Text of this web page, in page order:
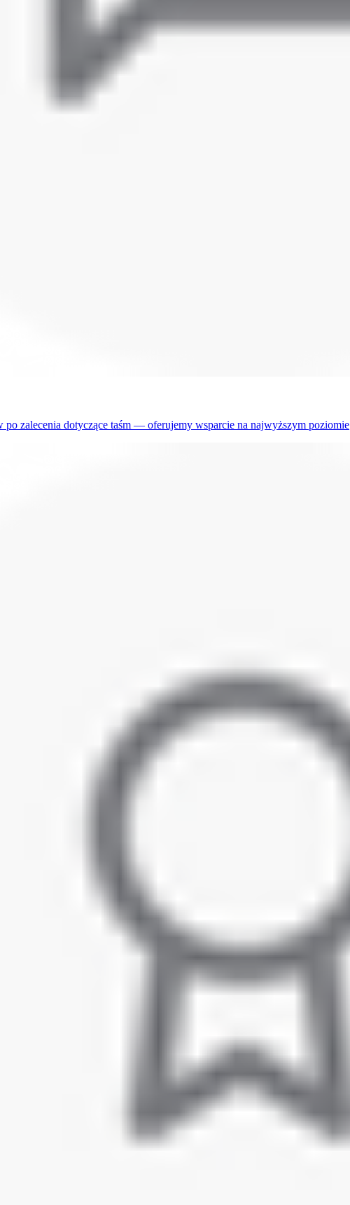
zalecenia dotyczące taśm — oferujemy wsparcie na najwyższym poziomie